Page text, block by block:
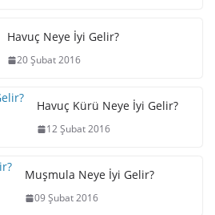
Havuç Neye İyi Gelir?
20 Şubat 2016
Havuç Kürü Neye İyi Gelir?
12 Şubat 2016
Muşmula Neye İyi Gelir?
09 Şubat 2016